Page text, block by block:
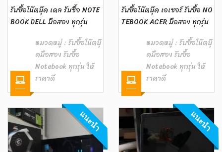
รับซื้อโน๊ตบุ๊ค เดล รับซื้อ NOTE
BOOK DELL มือสอง ทุกรุ่น
หมวดหมู่ : รับซื้อโน๊ตบุ๊
คมือสอง รับซื้อ
Notebook ทุกรุ่น ให้
ราคาดี
รับซื้อโน๊ตบุ๊ค เอเซอร์ รับซื้อ NO
TEBOOK ACER มือสอง ทุกรุ่น
หมวดหมู่ : รับซื้อโน๊ตบุ๊
คมือสอง รับซื้อ
Notebook ทุกรุ่น ให้
ราคาดี
แนะนำ แนะนำ